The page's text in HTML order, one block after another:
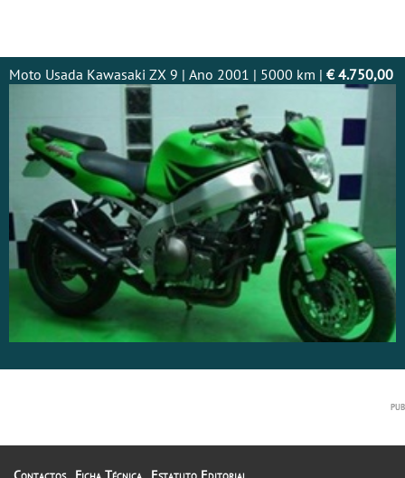
Moto Usada Kawasaki ZX 9 | Ano 2001 | 5000 km | € 4.750,00